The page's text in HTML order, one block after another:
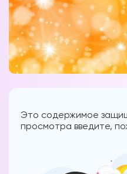
Это содержимое
просмотра введите,